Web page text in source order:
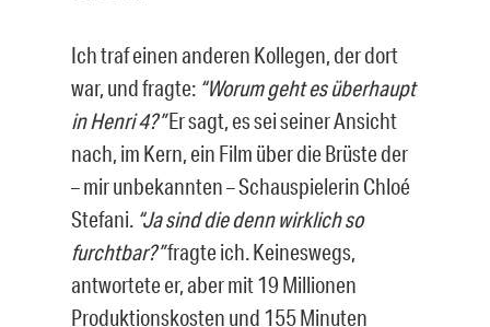
Ich traf einen anderen Kollegen, der dort
war, und fragte: “Worum geht es überhaupt
in Henri 4?”Er sagt, es sei seiner Ansicht
nach, im Kern, ein Film über die Brüste der
– mir unbekannten – Schauspielerin Chloé
Stefani. “Ja sind die denn wirklich so
furchtbar?”fragte ich. Keineswegs,
antwortete er, aber mit 19 Millionen
Produktionskosten und 155 Minuten